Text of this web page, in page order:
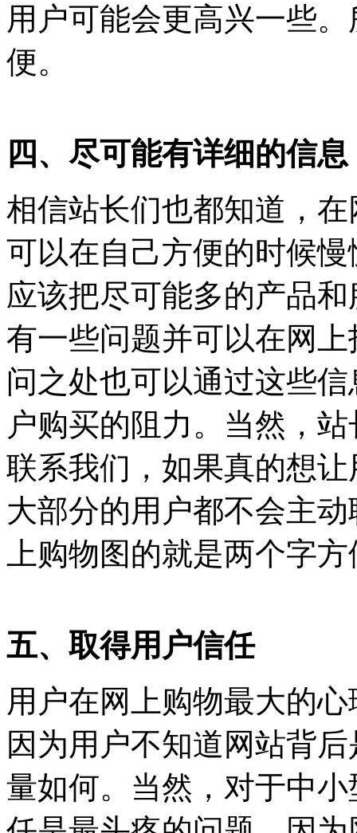
用户可能会更高兴一些
便。
四、尽可能有详细的信息
相信站长们也都知道，
可以在自己方便的时候
应该把尽可能多的产品
有一些问题并可以在网
问之处也可以通过这些
户购买的阻力。 当然，
联系我们，如果真的想
大部分的用户都不会主
上购物图的就是两个字
五、取得用户信任
用户在网上购物最大的
因为用户不知道网站背
量如何。当然，对于中